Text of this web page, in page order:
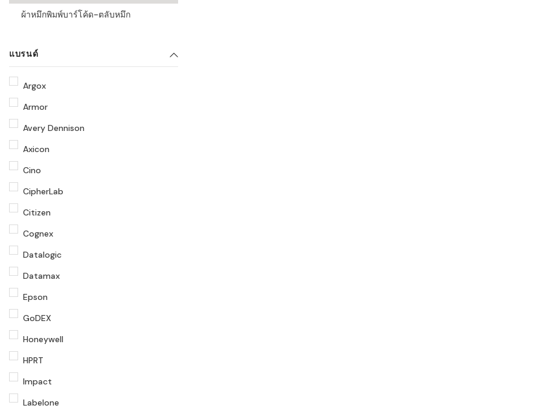
ผ้าหมึกพิมพ์บาร์โค้ด-ตลับหมึก
แบรนด์
Argox
Armor
Avery Dennison
Axicon
Cino
CipherLab
Citizen
Cognex
Datalogic
Datamax
Epson
GoDEX
Honeywell
HPRT
Impact
Labelone